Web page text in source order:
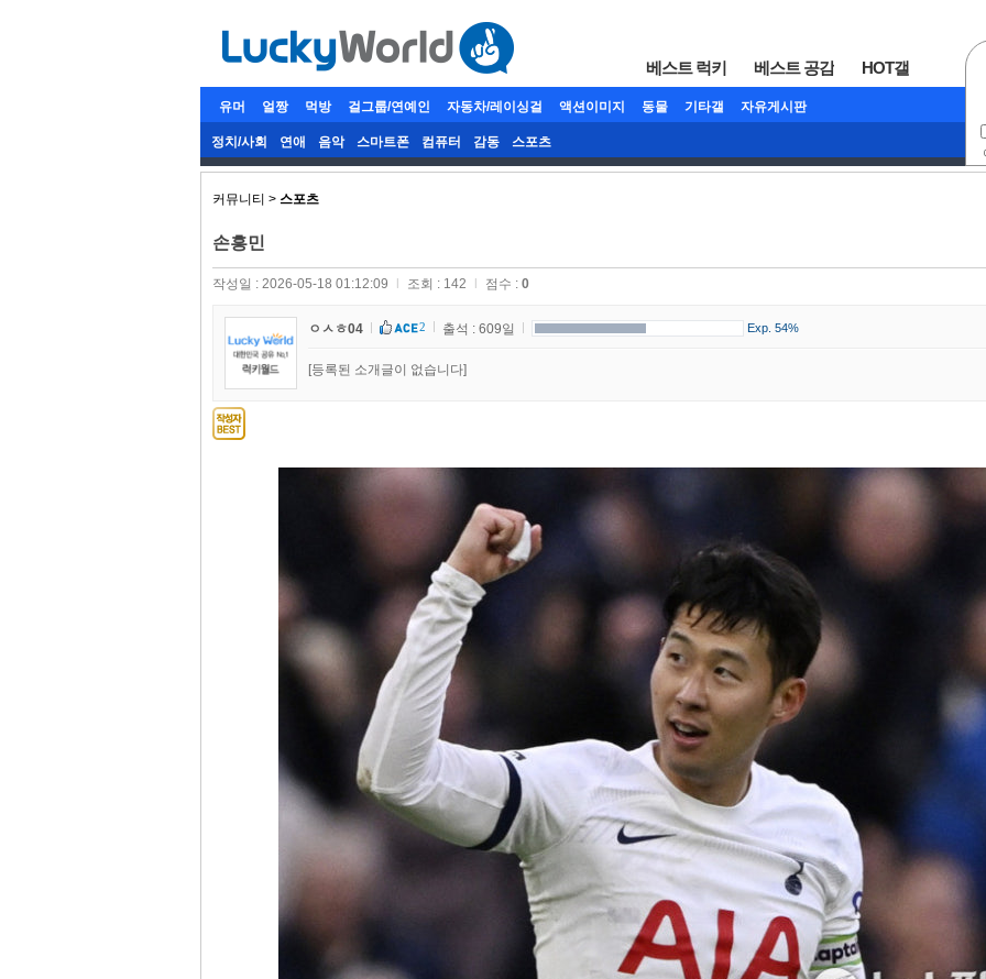
베스트 럭키 베스트 공감 HOT갤
유머 얼짱 먹방 걸그룹/연예인 자동차/레이싱걸 액션이미지 동물 기타갤 자유게시판
정치/사회 연애 음악 스마트폰 컴퓨터 감동 스포츠
커뮤니티 > 스포츠
손흥민
작성일 : 2026-05-18 01:12:09 조회 : 142 점수 : 0
ㅇㅅㅎ04 2 출석 : 609일 Exp. 54%
[등록된 소개글이 없습니다]